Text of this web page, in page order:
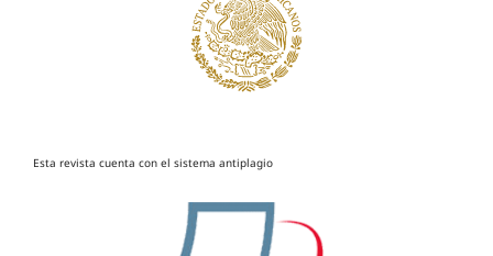
Esta revista cuenta con el sistema antiplagio